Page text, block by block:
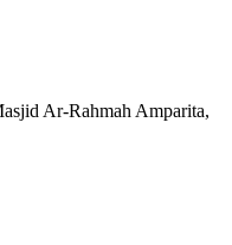
Ar-Rahmah Amparita,